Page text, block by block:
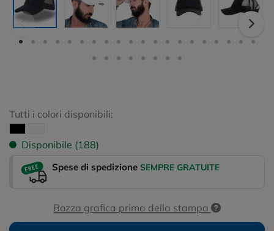
Tutti i colori disponibili:
Disponibile (188)
Spese di spedizione SEMPRE GRATUITE
Bozza grafica prima della stampa